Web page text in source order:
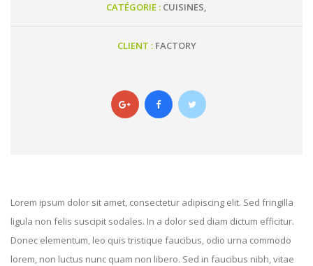
CATÉGORIE : CUISINES,
CLIENT : FACTORY
Lorem ipsum dolor sit amet, consectetur adipiscing elit. Sed fringilla
ligula non felis suscipit sodales. In a dolor sed diam dictum efficitur.
Donec elementum, leo quis tristique faucibus, odio urna commodo
lorem, non luctus nunc quam non libero. Sed in faucibus nibh, vitae